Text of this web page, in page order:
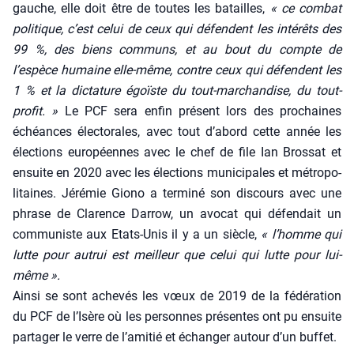
gauche, elle doit être de toutes les batailles, « ce com­bat
poli­tique, c’est celui de ceux qui défendent les inté­rêts des
99 %, des biens com­muns, et au bout du compte de
l’espèce humaine elle-même, contre ceux qui défendent les
1 % et la dic­ta­ture égoïste du tout-mar­chan­dise, du tout-
pro­fit. » Le PCF sera enfin pré­sent lors des pro­chaines
échéances élec­to­rales, avec tout d’abord cette année les
élec­tions euro­péennes avec le chef de file Ian Bros­sat et
ensuite en 2020 avec les élec­tions muni­ci­pales et métro­po­
li­taines. Jéré­mie Gio­no a ter­mi­né son dis­cours avec une
phrase de Cla­rence Dar­row, un avo­cat qui défen­dait un
com­mu­niste aux Etats-Unis il y a un siècle, « l’homme qui
lutte pour autrui est meilleur que celui qui lutte pour lui-
même ».
Ain­si se sont ache­vés les vœux de 2019 de la fédé­ra­tion
du PCF de l’Isère où les per­sonnes pré­sentes ont pu ensuite
par­ta­ger le verre de l’amitié et échan­ger autour d’un buf­fet.